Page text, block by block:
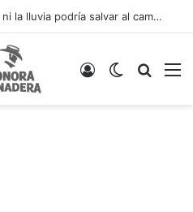
Sequía en la agricultura... ni la lluvia podría salvar al campo
Switch
Acceso